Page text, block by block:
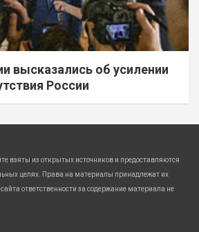
высказались об усилении
России
взяты из открытых источников и предоставляются
целях. Права на материалы принадлежат их
ответственности за содержание материала не